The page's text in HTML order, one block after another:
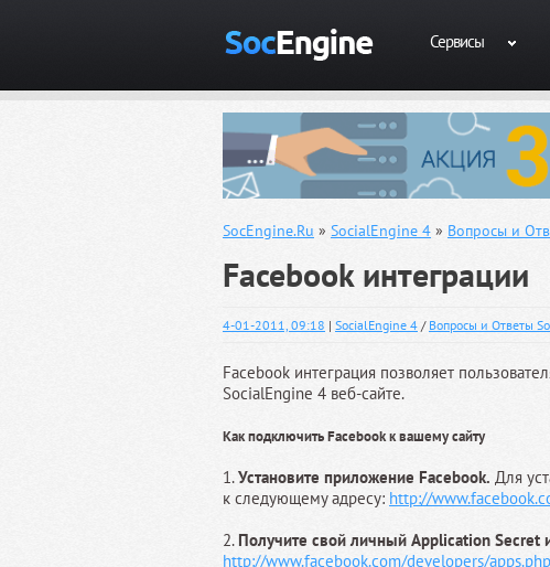
Сервисы
SocEngine.Ru » SocialEngine 4 » Вопросы и
Facebook интеграции
4-01-2011, 09:18 | SocialEngine 4 / Вопросы и Ответы
Facebook интеграция позволяет
SocialEngine 4 веб-сайте.
Как подключить Facebook к вашему сайту
1.Установите приложение Facebook. Для
к следующему адресу: http://
2. Получите свой личный Application Secret
http://www.facebook.com/developers/apps.php